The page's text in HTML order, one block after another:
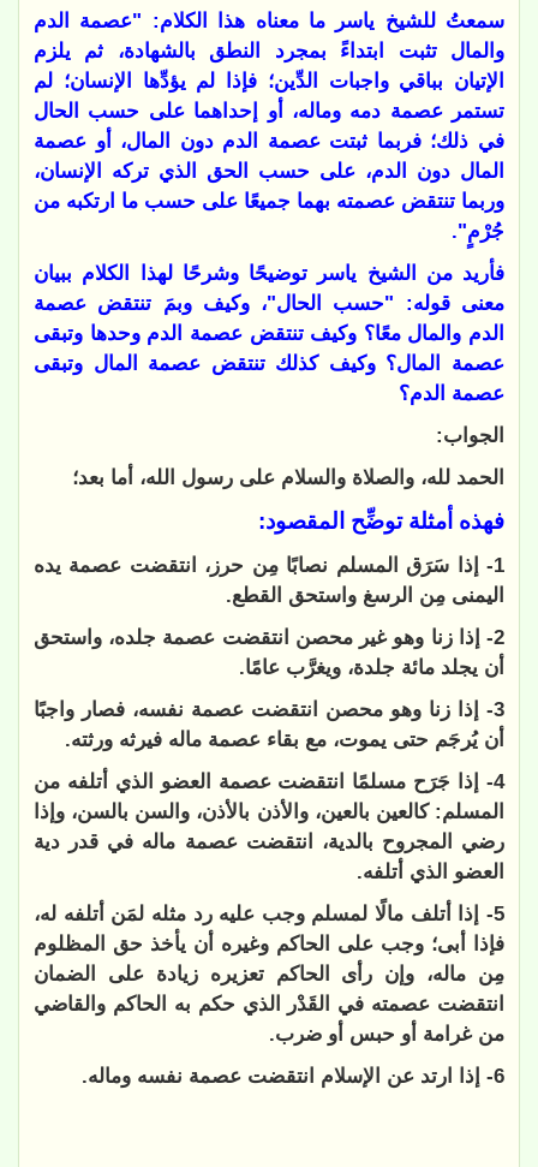
سمعتُ للشيخ ياسر ما معناه هذا الكلام: "عصمة الدم
والمال تثبت ابتداءً بمجرد النطق بالشهادة، ثم يلزم
الإتيان بباقي واجبات الدِّين؛ فإذا لم يؤدِّها الإنسان؛ لم
تستمر عصمة دمه وماله، أو إحداهما على حسب الحال
في ذلك؛ فربما ثبتت عصمة الدم دون المال، أو عصمة
المال دون الدم، على حسب الحق الذي تركه الإنسان،
وربما تنتقض عصمته بهما جميعًا على حسب ما ارتكبه من
جُرْمٍ".
فأريد من الشيخ ياسر توضيحًا وشرحًا لهذا الكلام ببيان
معنى قوله: "حسب الحال"، وكيف وبمَ تنتقض عصمة
الدم والمال معًا؟ وكيف تنتقض عصمة الدم وحدها وتبقى
عصمة المال؟ وكيف كذلك تنتقض عصمة المال وتبقى
عصمة الدم؟
الجواب:
الحمد لله، والصلاة والسلام على رسول الله، أما بعد؛
فهذه أمثلة توضِّح المقصود:
1- إذا سَرَق المسلم نصابًا مِن حرز، انتقضت عصمة يده
اليمنى مِن الرسغ واستحق القطع.
2- إذا زنا وهو غير محصن انتقضت عصمة جلده، واستحق
أن يجلد مائة جلدة، ويغرَّب عامًا.
3- إذا زنا وهو محصن انتقضت عصمة نفسه، فصار واجبًا
أن يُرجَم حتى يموت، مع بقاء عصمة ماله فيرثه ورثته.
4- إذا جَرَح مسلمًا انتقضت عصمة العضو الذي أتلفه من
المسلم: كالعين بالعين، والأذن بالأذن، والسن بالسن، وإذا
رضي المجروح بالدية، انتقضت عصمة ماله في قدر دية
العضو الذي أتلفه.
5- إذا أتلف مالًا لمسلم وجب عليه رد مثله لمَن أتلفه له،
فإذا أبى؛ وجب على الحاكم وغيره أن يأخذ حق المظلوم
مِن ماله، وإن رأى الحاكم تعزيره زيادة على الضمان
انتقضت عصمته في القَدْر الذي حكم به الحاكم والقاضي
من غرامة أو حبس أو ضرب.
6- إذا ارتد عن الإسلام انتقضت عصمة نفسه وماله.